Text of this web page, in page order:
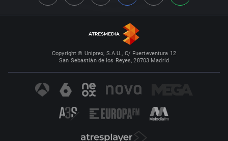
Copyright © Uniprex, S.A.U., C/ Fuerteventura 12
San Sebastián de los Reyes, 28703 Madrid